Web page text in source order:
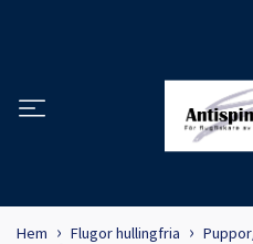
Hem Flugor hullingfria